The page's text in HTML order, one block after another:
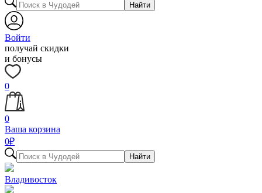
Найти
Войти
получай скидки
и бонусы
0
0
Ваша корзина
0₽
Найти
Владивосток